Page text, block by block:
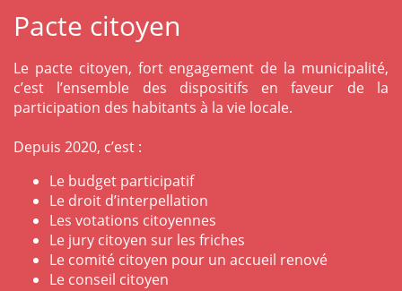
Pacte citoyen
Le pacte citoyen, fort engagement de la municipalité,
c’est l’ensemble des dispositifs en faveur de la
participation des habitants à la vie locale.
Depuis 2020, c’est :
Le budget participatif
Le droit d’interpellation
Les votations citoyennes
Le jury citoyen sur les friches
Le comité citoyen pour un accueil renové
Le conseil citoyen